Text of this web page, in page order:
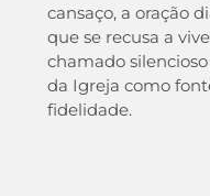
cansaço, a oração
que se recusa a
chamado
da Igreja como
fidelidade.